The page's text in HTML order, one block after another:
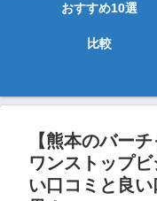
おすすめ10選
比較
【熊本のバー
ワンストップ
い口コミと良